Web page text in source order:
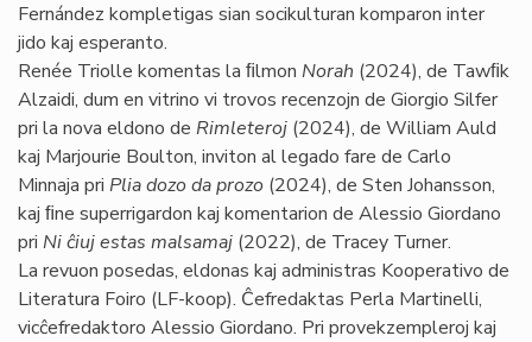
Fernández kompletigas sian socikulturan komparon inter
jido kaj esperanto.
Renée Triolle komentas la ﬁlmon Norah (2024), de Tawﬁk
Alzaidi, dum en vitrino vi trovos recenzojn de Giorgio Silfer
pri la nova eldono de Rimleteroj (2024), de William Auld
kaj Marjourie Boulton, inviton al legado fare de Carlo
Minnaja pri Plia dozo da prozo (2024), de Sten Johansson,
kaj ﬁne superrigardon kaj komentarion de Alessio Giordano
pri Ni ĉiuj estas malsamaj (2022), de Tracey Turner.
La revuon posedas, eldonas kaj administras Kooperativo de
Literatura Foiro (LF-koop). Ĉefredaktas Perla Martinelli,
vicĉefredaktoro Alessio Giordano. Pri provekzempleroj kaj